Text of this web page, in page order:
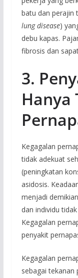
batu dan perajin
lung disease)
debu kapas.
fibrosis dan
3.
Hanya
Kegagalan
tidak adekuat
(peningkatan
asidosis.
menjadi
dan individu
Kegagalan
penyakit
Kegagalan
sebagai tekanan